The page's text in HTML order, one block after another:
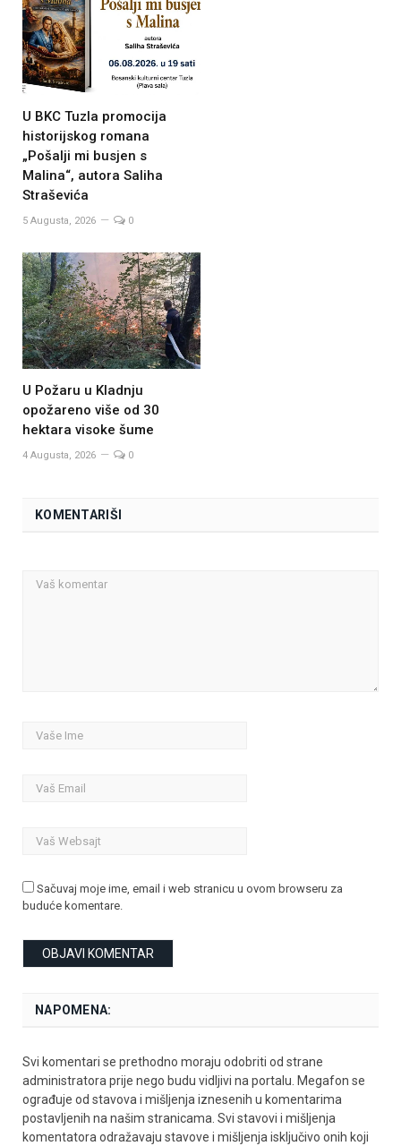
U BKC Tuzla promocija
historijskog romana
„Pošalji mi busjen s
Malina“, autora Saliha
Straševića
5 Augusta, 2026 0
U Požaru u Kladnju
opožareno više od 30
hektara visoke šume
4 Augusta, 2026 0
KOMENTARIŠI
Sačuvaj moje ime, email i web stranicu u ovom browseru za
buduće komentare.
NAPOMENA:
Svi komentari se prethodno moraju odobriti od strane
administratora prije nego budu vidljivi na portalu. Megafon se
ograđuje od stavova i mišljenja iznesenih u komentarima
postavljenih na našim stranicama. Svi stavovi i mišljenja
komentatora odražavaju stavove i mišljenja isključivo onih koji